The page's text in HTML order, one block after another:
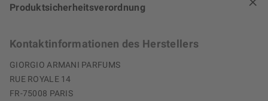
Produktsicherheitsverordnung
Kontaktinformationen des Herstellers
GIORGIO ARMANI PARFUMS
RUE ROYALE 14
FR-75008 PARIS